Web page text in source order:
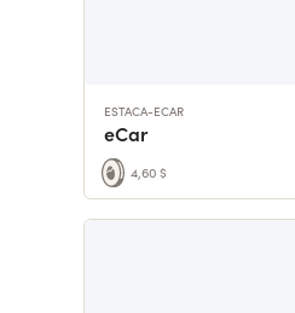
ESTACA-ECAR
eCar
4,60 $